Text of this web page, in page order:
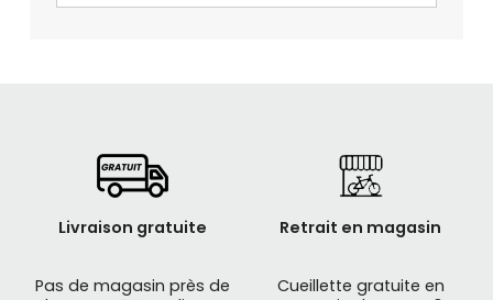
Livraison gratuite
Pas de magasin près de
Retrait en magasin
Cueillette gratuite en